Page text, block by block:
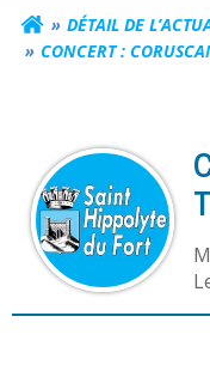
DÉTAIL DE
CONCERT :
L